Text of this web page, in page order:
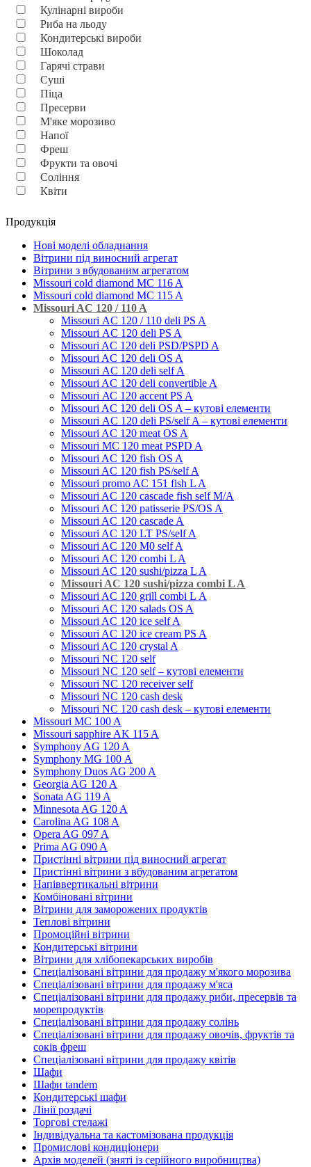
Кулінарні вироби
Риба на льоду
Кондитерські вироби
Шоколад
Гарячі страви
Суші
Піца
Пресерви
М'яке морозиво
Напої
Фреш
Фрукти та овочі
Соління
Квіти
Продукція
Нові моделі обладнання
Вітрини під виносний агрегат
Вітрини з вбудованим агрегатом
Missouri cold diamond MC 116 A
Missouri cold diamond MC 115 A
Missouri AC 120 / 110 A
Missouri АC 120 / 110 deli PS A
Missouri АC 120 deli PS A
Missouri AC 120 deli PSD/PSPD A
Missouri AC 120 deli OS A
Missouri АC 120 deli self A
Missouri AC 120 deli convertible A
Missouri АС 120 accent PS A
Missouri AC 120 deli OS A – кутові елементи
Missouri АC 120 deli PS/self A – кутові елементи
Missouri AС 120 meat OS A
Missouri MC 120 meat PSРD A
Missouri AC 120 fish OS A
Missouri AC 120 fish PS/self A
Missouri promo AC 151 fish L A
Missouri AC 120 cascade fish self M/A
Missouri AC 120 patisserie PS/OS A
Missouri AC 120 cascade A
Missouri AC 120 LT PS/self A
Missouri AC 120 М0 self A
Missouri AC 120 combi L A
Missouri AC 120 sushi/pizza L A
Missouri AC 120 sushi/pizza combi L A
Missouri AC 120 grill combi L А
Missouri AС 120 salads OS A
Missouri AC 120 ice self A
Missouri AC 120 ice cream PS A
Missouri AC 120 crystal A
Missouri NC 120 self
Missouri NC 120 self – кутові елементи
Missouri NC 120 receiver self
Missouri NC 120 cash desk
Missouri NC 120 cash desk – кутові елементи
Missouri MC 100 A
Missouri sapphire AK 115 A
Symphony AG 120 A
Symphony MG 100 А
Symphony Duos AG 200 A
Georgia AG 120 A
Sonata AG 119 A
Minnesota AG 120 A
Carolina AG 108 A
Opera AG 097 A
Prima AG 090 A
Пристінні вітрини під виносний агрегат
Пристінні вітрини з вбудованим агрегатом
Напіввертикальні вітрини
Комбіновані вітрини
Вітрини для заморожених продуктів
Теплові вітрини
Промоційні вітрини
Кондитерські вітрини
Вітрини для хлібопекарських виробів
Спеціалізовані вітрини для продажу м'якого морозива
Спеціалізовані вітрини для продажу м'яса
Спеціалізовані вітрини для продажу риби, пресервів та
морепродуктів
Спеціалізовані вітрини для продажу солінь
Спеціалізовані вітрини для продажу овочів, фруктів та
соків фреш
Спеціалізовані вітрини для продажу квітів
Шафи
Шафи tandem
Кондитерські шафи
Лінії роздачі
Торгові стелажі
Індивідуальна та кастомізована продукція
Промислові кондиціонери
Архів моделей (зняті із серійного виробництва)